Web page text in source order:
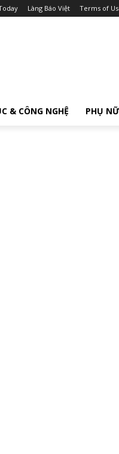
Làng Báo Việt Terms of
& CÔNG NGHỆ PHỤ NỮ